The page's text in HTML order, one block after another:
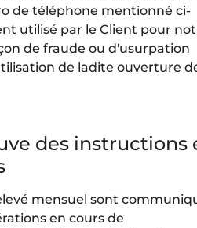
de téléphone mentionné ci-
utilisé par le Client pour
de fraude ou d'usurpation
de ladite ouverture
des instructions
mensuel sont
en cours de